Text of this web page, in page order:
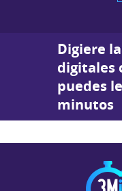
Digiere
digitales
puedes
minutos